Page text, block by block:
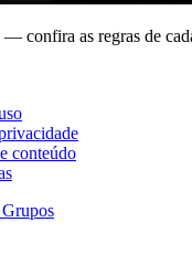
confira as regras de
conteúdo